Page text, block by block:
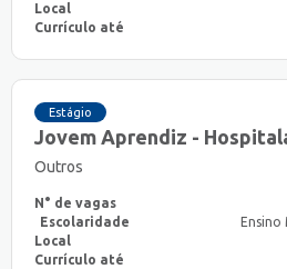
Local
Currículo até
Estágio
Jovem Aprendiz -
Outros
N° de vagas
Escolaridade
Ensino
Local
Currículo até